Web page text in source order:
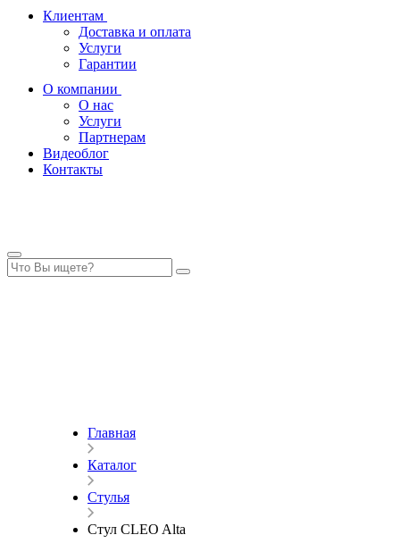
Клиентам
Доставка и оплата
Услуги
Гарантии
О компании
О нас
Услуги
Партнерам
Видеоблог
Контакты
Главная
Каталог
Стулья
Стул CLEO Alta